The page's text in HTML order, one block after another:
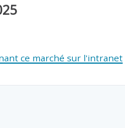
ce marché sur l'intranet